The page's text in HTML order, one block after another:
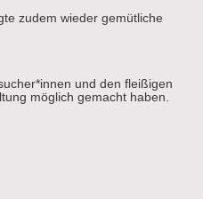
zudem wieder gemütliche
und den fleißigen
möglich gemacht haben.